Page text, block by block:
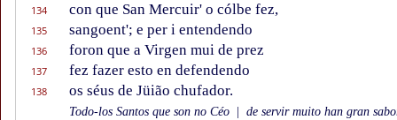
134 con que San Mercuir' o cólbe fez,
135 sangoent'; e per i entendendo
136 foron que a Virgen mui de prez
137 fez fazer esto en defendendo
138 os séus de Jüião chufador.
Todo-los Santos que son no Céo de servir muito han gran